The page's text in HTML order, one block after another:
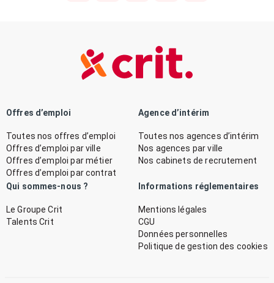
Offres d’emploi
Toutes nos offres d’emploi
Offres d’emploi par ville
Offres d’emploi par métier
Offres d’emploi par contrat
Agence d’intérim
Toutes nos agences d’intérim
Nos agences par ville
Nos cabinets de recrutement
Qui sommes-nous ?
Le Groupe Crit
Talents Crit
Informations réglementaires
Mentions légales
CGU
Données personnelles
Politique de gestion des cookies